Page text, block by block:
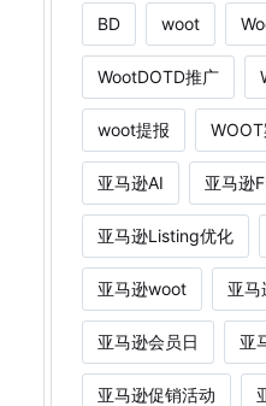
BD woot
WootDOTD推广
woot提报
亚马逊AI 亚马逊
亚马逊Listing优化
亚马逊woot 亚马
亚马逊会员日 亚
亚马逊促销活动